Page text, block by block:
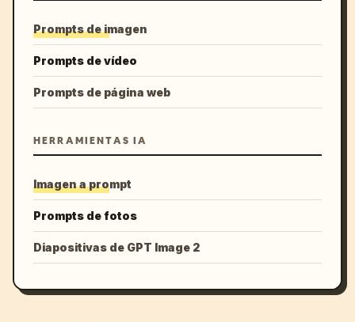
Prompts de imagen
Prompts de vídeo
Prompts de página web
HERRAMIENTAS IA
Imagen a prompt
Prompts de fotos
Diapositivas de GPT Image 2